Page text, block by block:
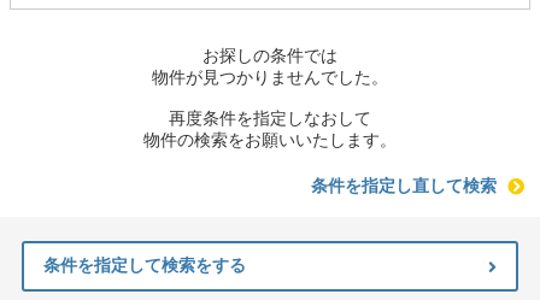
お探しの条件では
物件が見つかりませんでした。
再度条件を指定しなおして
物件の検索をお願いいたします。
条件を指定し直して検索
条件を指定して検索をする